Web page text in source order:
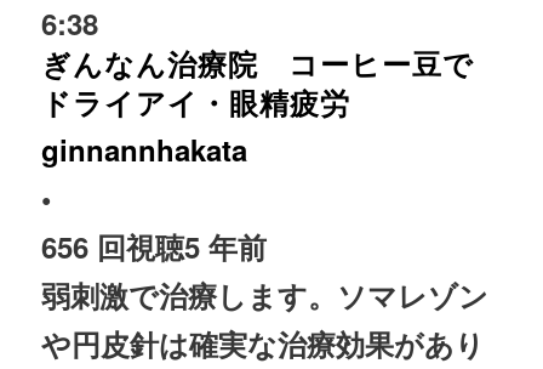
6:38
ぎんなん治療院 コーヒー豆で
ドライアイ・眼精疲労
ginnannhakata
•
656 回視聴5 年前
弱刺激で治療します。ソマレゾン
や円皮針は確実な治療効果があり